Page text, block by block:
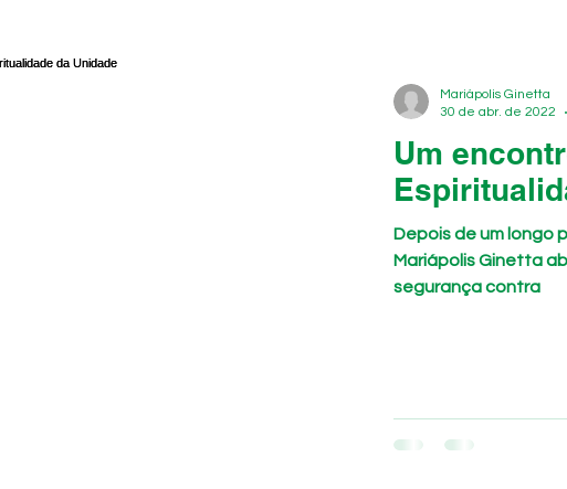
Um
Depois de um longo
Mariápolis Ginetta
segurança contra
Mariápolis Ginetta
30 de abr. de 2022